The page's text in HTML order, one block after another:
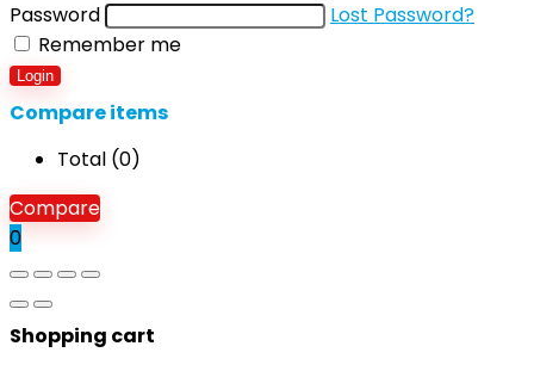
Password
Lost Password?
Remember me
Login
Compare items
Total (0)
Compare
0
Shopping cart